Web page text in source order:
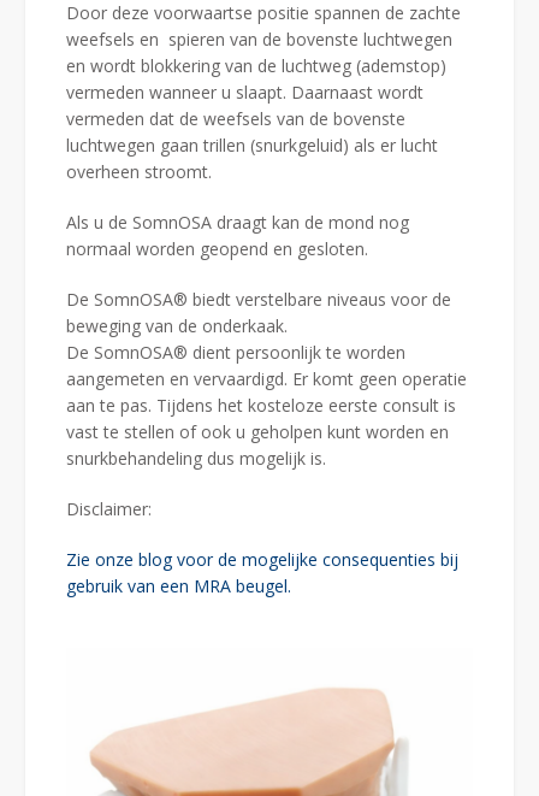
Door deze voorwaartse positie spannen de zachte
weefsels en spieren van de bovenste luchtwegen
en wordt blokkering van de luchtweg (ademstop)
vermeden wanneer u slaapt. Daarnaast wordt
vermeden dat de weefsels van de bovenste
luchtwegen gaan trillen (snurkgeluid) als er lucht
overheen stroomt.
Als u de SomnOSA draagt kan de mond nog
normaal worden geopend en gesloten.
De SomnOSA® biedt verstelbare niveaus voor de
beweging van de onderkaak.
De SomnOSA® dient persoonlijk te worden
aangemeten en vervaardigd. Er komt geen operatie
aan te pas. Tijdens het kosteloze eerste consult is
vast te stellen of ook u geholpen kunt worden en
snurkbehandeling dus mogelijk is.
Disclaimer:
Zie onze blog voor de mogelijke consequenties bij
gebruik van een MRA beugel.